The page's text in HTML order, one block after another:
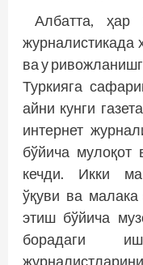
Албатта, ҳар
ва у
Туркияга
айни кунги
интернет
бўйича
кечди. Икки
ўқуви ва
этиш бўйича
борадаги